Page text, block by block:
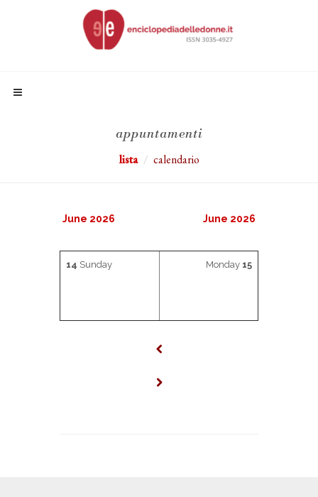
appuntamenti
lista calendario
June 2026 June 2026
14 Sunday Monday 15